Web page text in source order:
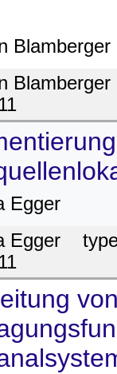
Blamberger
Blamberger
Egger
Egger